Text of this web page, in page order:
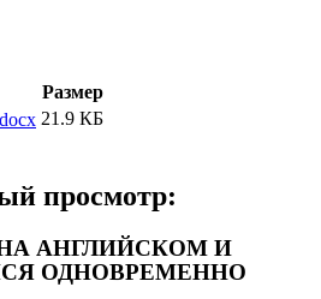
Размер
21.9 КБ
просмотр:
АНГЛИЙСКОМ И
ОДНОВРЕМЕННО